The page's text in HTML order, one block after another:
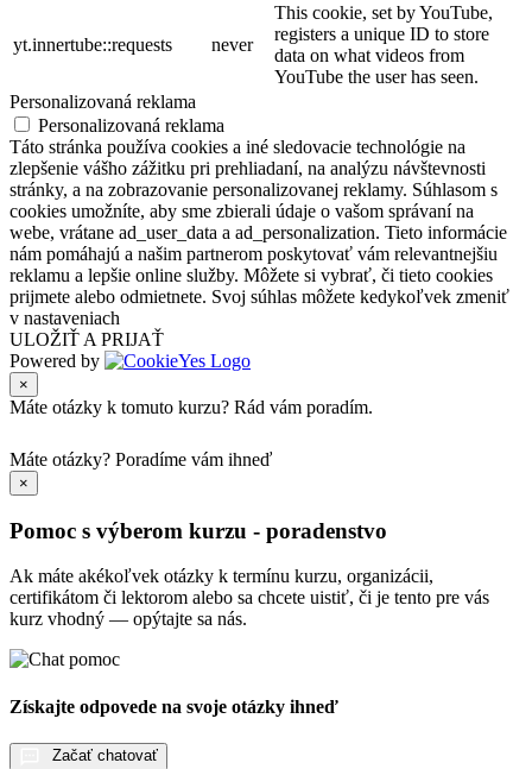
yt.innertube::requests never
This cookie, set by YouTube,
registers a unique ID to store
data on what videos from
YouTube the user has seen.
Personalizovaná reklama
Personalizovaná reklama
Táto stránka používa cookies a iné sledovacie technológie na
zlepšenie vášho zážitku pri prehliadaní, na analýzu návštevnosti
stránky, a na zobrazovanie personalizovanej reklamy. Súhlasom s
cookies umožníte, aby sme zbierali údaje o vašom správaní na
webe, vrátane ad_user_data a ad_personalization. Tieto informácie
nám pomáhajú a našim partnerom poskytovať vám relevantnejšiu
reklamu a lepšie online služby. Môžete si vybrať, či tieto cookies
prijmete alebo odmietnete. Svoj súhlas môžete kedykoľvek zmeniť
v nastaveniach
ULOŽIŤ A PRIJAŤ
Powered by
×
Máte otázky k tomuto kurzu? Rád vám poradím.
Máte otázky? Poradíme vám ihneď
×
Pomoc s výberom kurzu - poradenstvo
Ak máte akékoľvek otázky k termínu kurzu, organizácii,
certifikátom či lektorom alebo sa chcete uistiť, či je tento pre vás
kurz vhodný — opýtajte sa nás.
Získajte odpovede na svoje otázky ihneď
Začať chatovať